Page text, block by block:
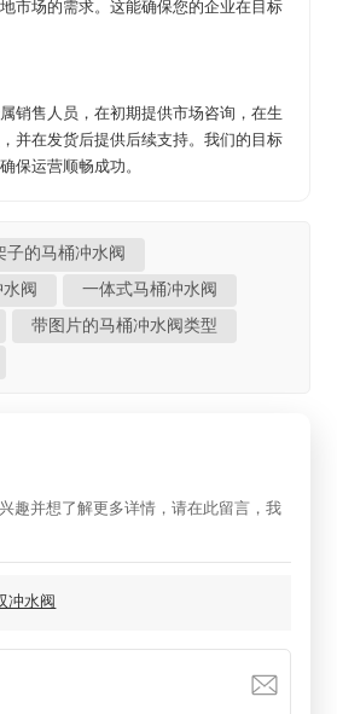
市场的需求。这能确保您的企业在目标
销售人员，在初期提供市场咨询，在生
并在发货后提供后续支持。我们的目标
保运营顺畅成功。
子的马桶冲水阀
阀 一体式马桶冲水阀
带图片的马桶冲水阀类型
趣并想了解更多详情，请在此留言，我
冲水阀